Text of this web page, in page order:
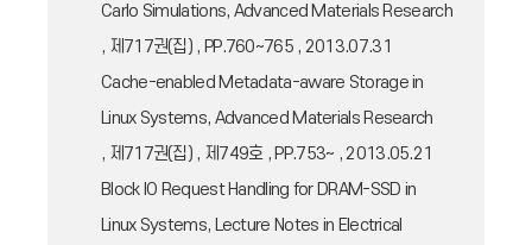
Carlo Simulations, Advanced Materials Research
, 제717권(집) , PP.760~765 , 2013.07.31
Cache-enabled Metadata-aware Storage in
Linux Systems, Advanced Materials Research
, 제717권(집) , 제749호 , PP.753~ , 2013.05.21
Block IO Request Handling for DRAM-SSD in
Linux Systems, Lecture Notes in Electrical